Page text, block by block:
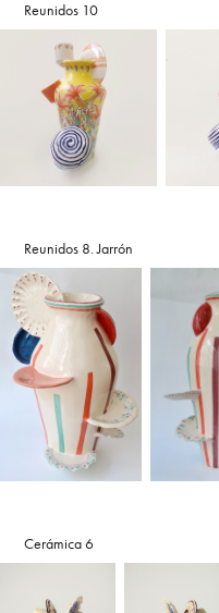
Reunidos 10
Reunidos 8. Jarrón
Cerámica 6